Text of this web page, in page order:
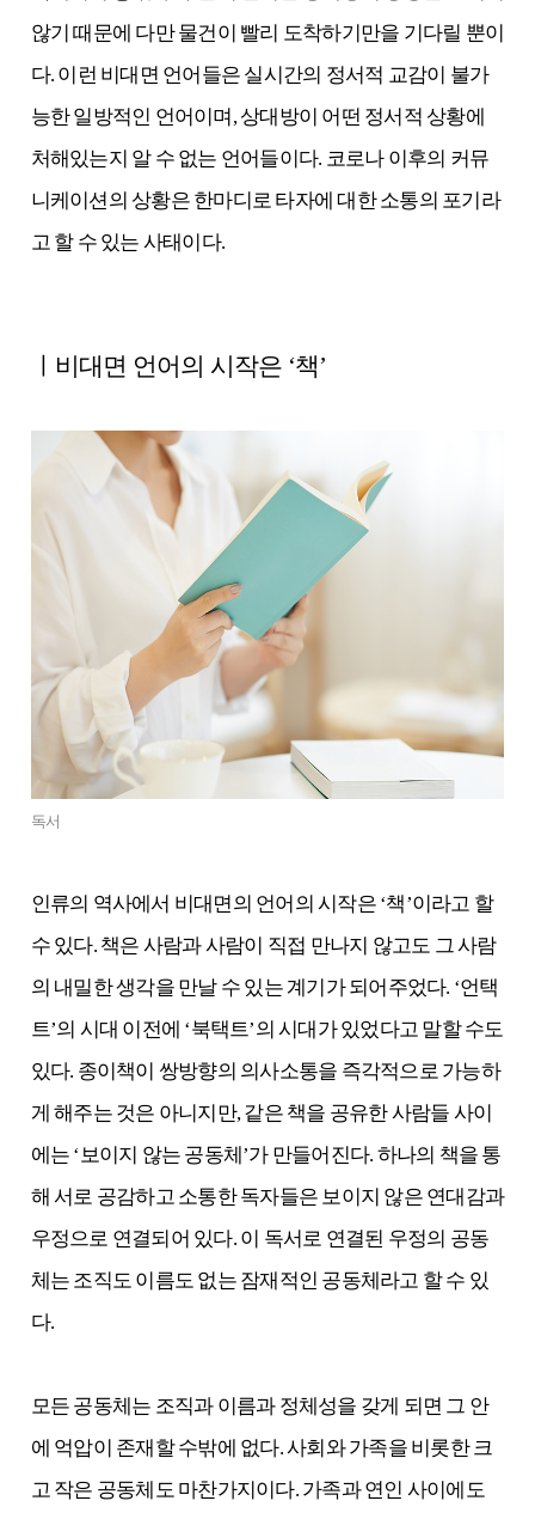
않기 때문에 다만 물건이 빨리 도착하기만을 기다릴 뿐이
다. 이런 비대면 언어들은 실시간의 정서적 교감이 불가
능한 일방적인 언어이며, 상대방이 어떤 정서적 상황에
처해있는지 알 수 없는 언어들이다. 코로나 이후의 커뮤
니케이션의 상황은 한마디로 타자에 대한 소통의 포기라
고 할 수 있는 사태이다.
ㅣ비대면 언어의 시작은 ‘책’
독서
인류의 역사에서 비대면의 언어의 시작은 ‘책’이라고 할
수 있다. 책은 사람과 사람이 직접 만나지 않고도 그 사람
의 내밀한 생각을 만날 수 있는 계기가 되어주었다. ‘언택
트’의 시대 이전에 ‘북택트’의 시대가 있었다고 말할 수도
있다. 종이책이 쌍방향의 의사소통을 즉각적으로 가능하
게 해주는 것은 아니지만, 같은 책을 공유한 사람들 사이
에는 ‘보이지 않는 공동체’가 만들어진다. 하나의 책을 통
해 서로 공감하고 소통한 독자들은 보이지 않은 연대감과
우정으로 연결되어 있다. 이 독서로 연결된 우정의 공동
체는 조직도 이름도 없는 잠재적인 공동체라고 할 수 있
다.
모든 공동체는 조직과 이름과 정체성을 갖게 되면 그 안
에 억압이 존재할 수밖에 없다. 사회와 가족을 비롯한 크
고 작은 공동체도 마찬가지이다. 가족과 연인 사이에도